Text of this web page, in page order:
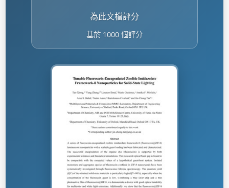
為此文檔評分
基於 1000 個評分